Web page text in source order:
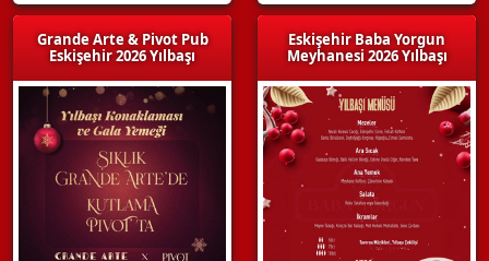
Grande Arte & Pivot Pub
Eskişehir 2026 Yılbaşı
Eskişehir Baba Yorgun
Meyhanesi 2026 Yılbaşı